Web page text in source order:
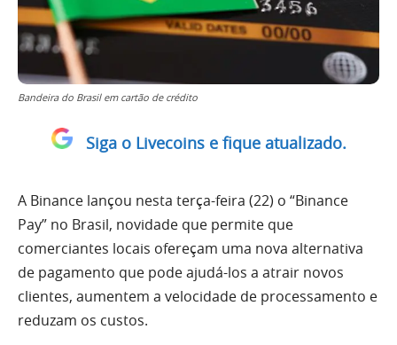
Bandeira do Brasil em cartão de crédito
Siga o Livecoins e fique atualizado.
A Binance lançou nesta terça-feira (22) o “Binance
Pay” no Brasil, novidade que permite que
comerciantes locais ofereçam uma nova alternativa
de pagamento que pode ajudá-los a atrair novos
clientes, aumentem a velocidade de processamento e
reduzam os custos.